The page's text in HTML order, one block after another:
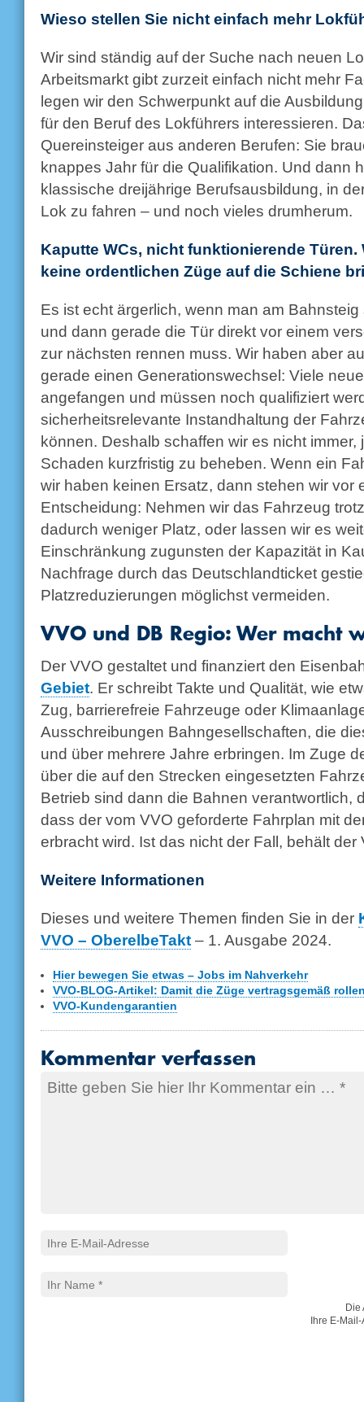
Wieso stellen Sie nicht einfach mehr
Wir sind ständig auf der Suche nach neuen
Arbeitsmarkt gibt zurzeit einfach nicht mehr
legen wir den Schwerpunkt auf die
für den Beruf des Lokführers interessieren.
Quereinsteiger aus anderen Berufen: Sie
knappes Jahr für die Qualifikation. Und dann
klassische dreijährige Berufsausbildung, in
Lok zu fahren – und noch vieles drumherum.
Kaputte WCs, nicht funktionierende Türen.
keine ordentlichen Züge auf die Schiene
Es ist echt ärgerlich, wenn man am
und dann gerade die Tür direkt vor einem
zur nächsten rennen muss. Wir haben aber
gerade einen Generationswechsel: Viele
angefangen und müssen noch qualifiziert
sicherheitsrelevante Instandhaltung der
können. Deshalb schaffen wir es nicht
Schaden kurzfristig zu beheben. Wenn ein
wir haben keinen Ersatz, dann stehen wir vor
Entscheidung: Nehmen wir das Fahrzeug
dadurch weniger Platz, oder lassen wir es
Einschränkung zugunsten der Kapazität in
Nachfrage durch das Deutschlandticket
Platzreduzierungen möglichst vermeiden.
VVO und DB Regio: Wer macht
Der VVO gestaltet und finanziert den
Gebiet. Er schreibt Takte und Qualität, wie
Zug, barrierefreie Fahrzeuge oder
Ausschreibungen Bahngesellschaften, die
und über mehrere Jahre erbringen. Im Zuge
über die auf den Strecken eingesetzten
Betrieb sind dann die Bahnen verantwortlich,
dass der vom VVO geforderte Fahrplan mit
erbracht wird. Ist das nicht der Fall, behält
Weitere Informationen
Dieses und weitere Themen finden Sie in der
VVO – OberelbeTakt – 1. Ausgabe 2024.
Hier bewegen Sie etwas – Jobs im Nahverkehr
VVO-BLOG-Artikel: Damit die Züge vertragsgemäß
VVO-Kundengarantien
Kommentar verfassen
Die
Ihre E-